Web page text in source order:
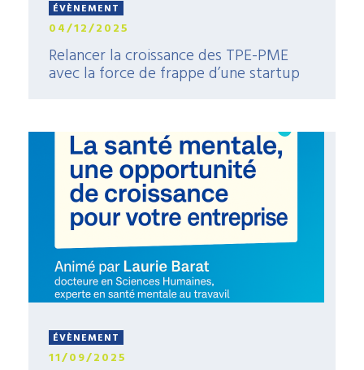
ÉVÈNEMENT
04/12/2025
Relancer la croissance des TPE-PME
avec la force de frappe d’une startup
ÉVÈNEMENT
11/09/2025